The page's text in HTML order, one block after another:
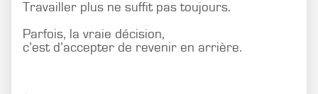
Travailler plus ne suffit pas toujours.
Parfois, la vraie décision,
c’est d’accepter de revenir en arrière.